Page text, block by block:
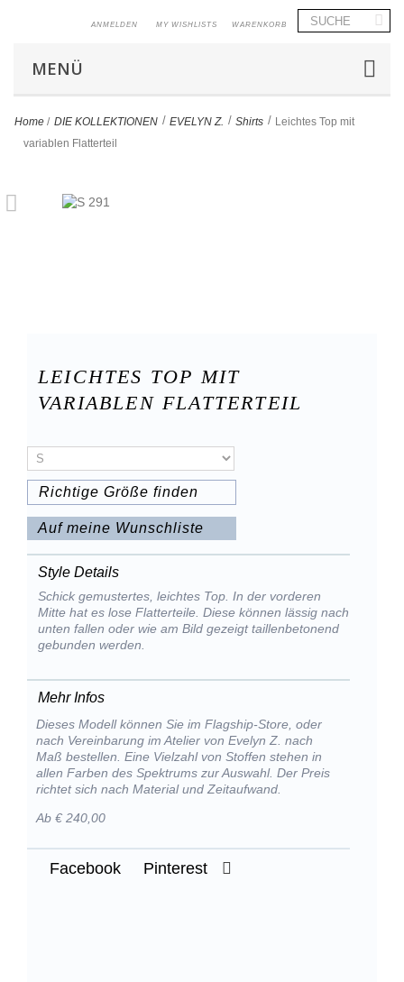
WARENKORB
MY WISHLISTS
ANMELDEN
MENÜ
Home / DIE KOLLEKTIONEN > EVELYN Z. > Shirts > Leichtes Top mit
variablen Flatterteil
LEICHTES TOP MIT
VARIABLEN FLATTERTEIL
Richtige Größe finden
Auf meine Wunschliste
Style Details
Schick gemustertes, leichtes Top. In der vorderen
Mitte hat es lose Flatterteile. Diese können lässig nach
unten fallen oder wie am Bild gezeigt taillenbetonend
gebunden werden.
Mehr Infos
Dieses Modell können Sie im Flagship-Store, oder
nach Vereinbarung im Atelier von Evelyn Z. nach
Maß bestellen. Eine Vielzahl von Stoffen stehen in
allen Farben des Spektrums zur Auswahl. Der Preis
richtet sich nach Material und Zeitaufwand.
Ab € 240,00
Facebook Pinterest